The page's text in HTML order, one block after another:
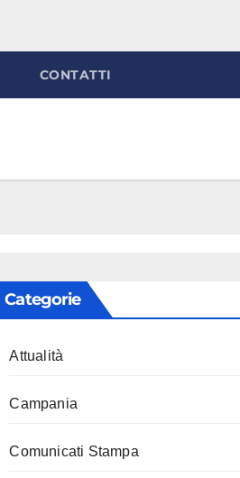
CONTATTI
Categorie
Attualità
Campania
Comunicati Stampa